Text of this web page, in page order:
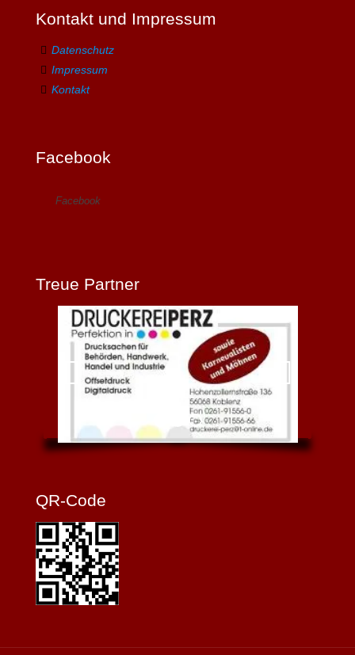
Kontakt und Impressum
Datenschutz
Impressum
Kontakt
Facebook
Facebook
Treue Partner
QR-Code